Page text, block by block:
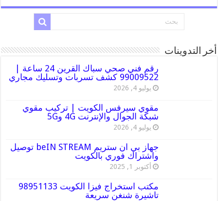
أخر التدوينات
رقم فني صحي سباك القرين 24 ساعة |
99009522 كشف تسربات وتسليك مجاري
يوليو 4, 2026
مقوي سيرفس الكويت | تركيب مقوي
شبكة الجوال والإنترنت 4G و5G
يوليو 4, 2026
جهاز بي ان ستريم beIN STREAM توصيل
واشتراك فوري بالكويت
أكتوبر 1, 2025
مكتب استخراج فيزا الكويت 98951133
تاشيرة شنغن سريعة